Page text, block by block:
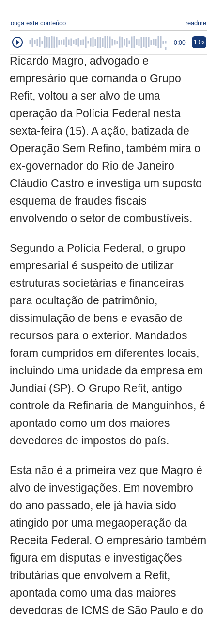
ouça este conteúdo readme
0:00 1.0x
Ricardo Magro, advogado e
empresário que comanda o Grupo
Refit, voltou a ser alvo de uma
operação da Polícia Federal nesta
sexta-feira (15). A ação, batizada de
Operação Sem Refino, também mira o
ex-governador do Rio de Janeiro
Cláudio Castro e investiga um suposto
esquema de fraudes fiscais
envolvendo o setor de combustíveis.
Segundo a Polícia Federal, o grupo
empresarial é suspeito de utilizar
estruturas societárias e financeiras
para ocultação de patrimônio,
dissimulação de bens e evasão de
recursos para o exterior. Mandados
foram cumpridos em diferentes locais,
incluindo uma unidade da empresa em
Jundiaí (SP). O Grupo Refit, antigo
controle da Refinaria de Manguinhos, é
apontado como um dos maiores
devedores de impostos do país.
Esta não é a primeira vez que Magro é
alvo de investigações. Em novembro
do ano passado, ele já havia sido
atingido por uma megaoperação da
Receita Federal. O empresário também
figura em disputas e investigações
tributárias que envolvem a Refit,
apontada como uma das maiores
devedoras de ICMS de São Paulo e do